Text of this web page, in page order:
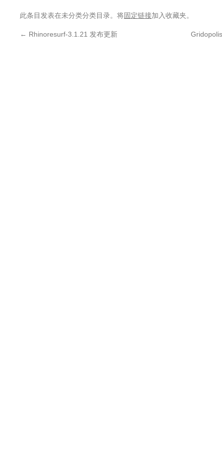
此条目发表在未分类分类目录。将固定链接加入收藏夹。
← Rhinoresurf-3.1.21 发布更新